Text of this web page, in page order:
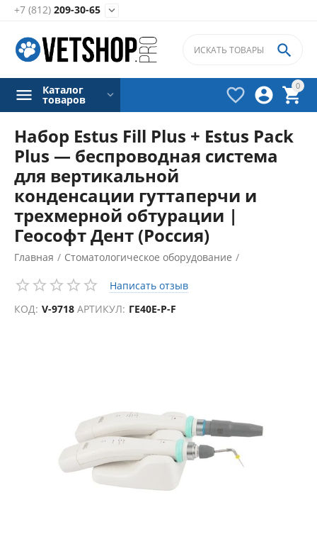
+7 (812) 209-30-65 
0




Каталог
товаров
Набор Estus Fill Plus + Estus Pack
Plus — беспроводная система
для вертикальной
конденсации гуттаперчи и
трехмерной обтурации |
Геософт Дент (Россия)
Главная / Стоматологическое оборудование /
Обтурационные системы /
Написать отзыв
КОД: V-9718 АРТИКУЛ: ГЕ40Е-P-F